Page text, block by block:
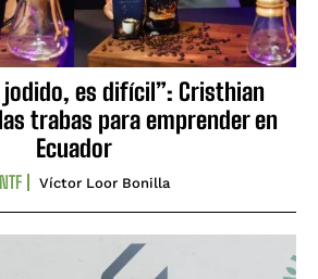
jodido, es difícil”: Cristhian
trabas para emprender en
Ecuador
Víctor Loor Bonilla